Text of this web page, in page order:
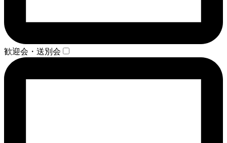
歓迎会・送別会